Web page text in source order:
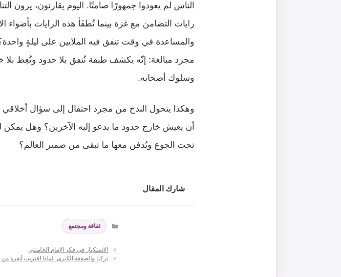
الناس لم يعودوا جمهورًا صامتًا. اليوم يقارنون،
رايات التضامن مع غزة بينما تُطفَأ هذه الرايات بأضواء
والمساعدة في وقت تنفق فيه الملايين على ليلةٍ
مجرد مبالغة: إنّه يكشف طبقة تُنفق بلا حدود وتُعِظ
وسلوك أصحابه.
وهكذا يتحول البذخ من مجرد احتفال إلى سؤال
أن يعيش خارج حدود ما يدعو إليه الآخرين؟ وهل يمكن
تحت الجوع ويُدفن معها ما تبقى من ضمير العالم؟
شارك المقال
التصنيفات
ثقافة ومجتمع
الاستكبار في فكر الإمام الخامنئي
تركيا والصفقة الكبرى: لماذا اقتربت